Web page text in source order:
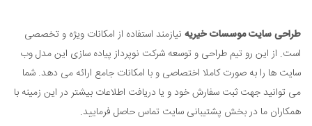
طراحی سایت موسسات خیریه نیازمند استفاده از امکانات ویژه و تخصصی
است. از این رو تیم طراحی و توسعه شرکت نوپرداز پیاده سازی این مدل وب
سایت ها را به صورت کاملا اختصاصی و با امکانات جامع ارائه می دهد. شما
می توانید جهت ثبت سفارش خود و یا دریافت اطلاعات بیشتر در این زمینه با
همکاران ما در بخش پشتیبانی سایت تماس حاصل فرمایید.